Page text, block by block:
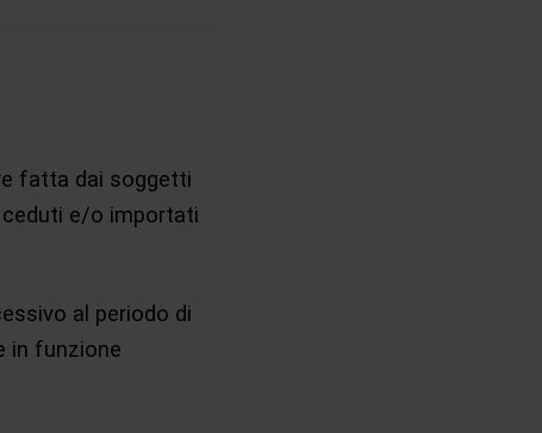
fatta dai soggetti
ceduti e/o importati
al periodo di
in funzione